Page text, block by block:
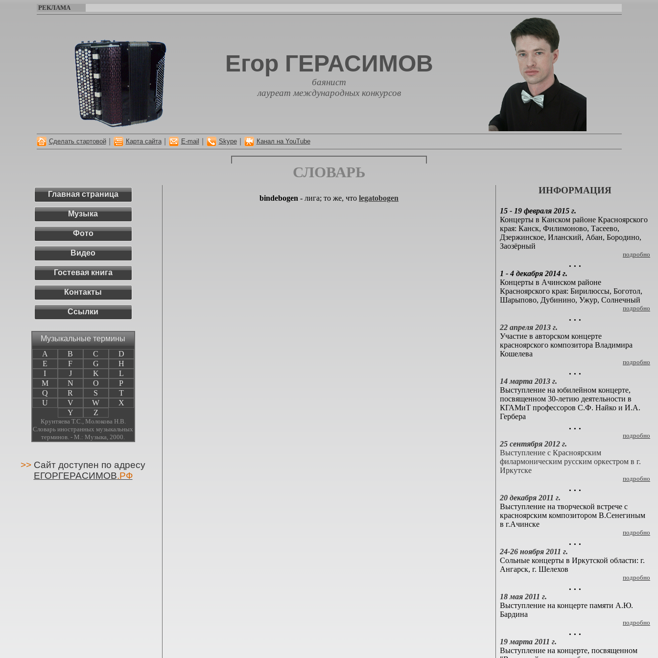
РЕКЛАМА
Егор ГЕРАСИМОВ
баянист
лауреат международных конкурсов
Сделать стартовой Карта сайта E-mail Skype Канал на YouTube
СЛОВАРЬ
Главная страница
Музыка
Фото
Видео
Гостевая книга
Контакты
Ссылки
Музыкальные термины
A
B C
D
E
F G
H
I
J K
L
M
N O
P
Q
R S
T
U
V W
X
Y
Z
Крунтяева Т.С., Молокова Н.В.
Словарь иностранных музыкальных
терминов. - М.: Музыка, 2000.
>> Сайт доступен по адресу
ЕГОРГЕРАСИМОВ.РФ
bindebogen - лига; то же, что legatobogen
ИНФОРМАЦИЯ
15 - 19 февраля 2015 г.
Концерты в Канском районе Красноярского
края: Канск, Филимоново, Тасеево,
Дзержинское, Иланский, Абан, Бородино,
Заозёрный
подробно
. . .
1 - 4 декабря 2014 г.
Концерты в Ачинском районе
Красноярского края: Бирилюссы, Боготол,
Шарыпово, Дубинино, Ужур, Солнечный
подробно
. . .
22 апреля 2013 г.
Участие в авторском концерте
красноярского композитора Владимира
Кошелева
подробно
. . .
14 марта 2013 г.
Выступление на юбилейном концерте,
посвященном 30-летию деятельности в
КГАМиТ профессоров С.Ф. Найко и И.А.
Гербера
. . .
подробно
25 сентября 2012 г.
Выступление с Красноярским
филармоническим русским оркестром в г.
Иркутске
подробно
. . .
20 декабря 2011 г.
Выступление на творческой встрече с
красноярским композитором В.Сенегиным
в г.Ачинске
подробно
. . .
24-26 ноября 2011 г.
Сольные концерты в Иркутской области: г.
Ангарск, г. Шелехов
подробно
. . .
18 мая 2011 г.
Выступление на концерте памяти А.Ю.
Бардина
подробно
. . .
19 марта 2011 г.
Выступление на концерте, посвященном